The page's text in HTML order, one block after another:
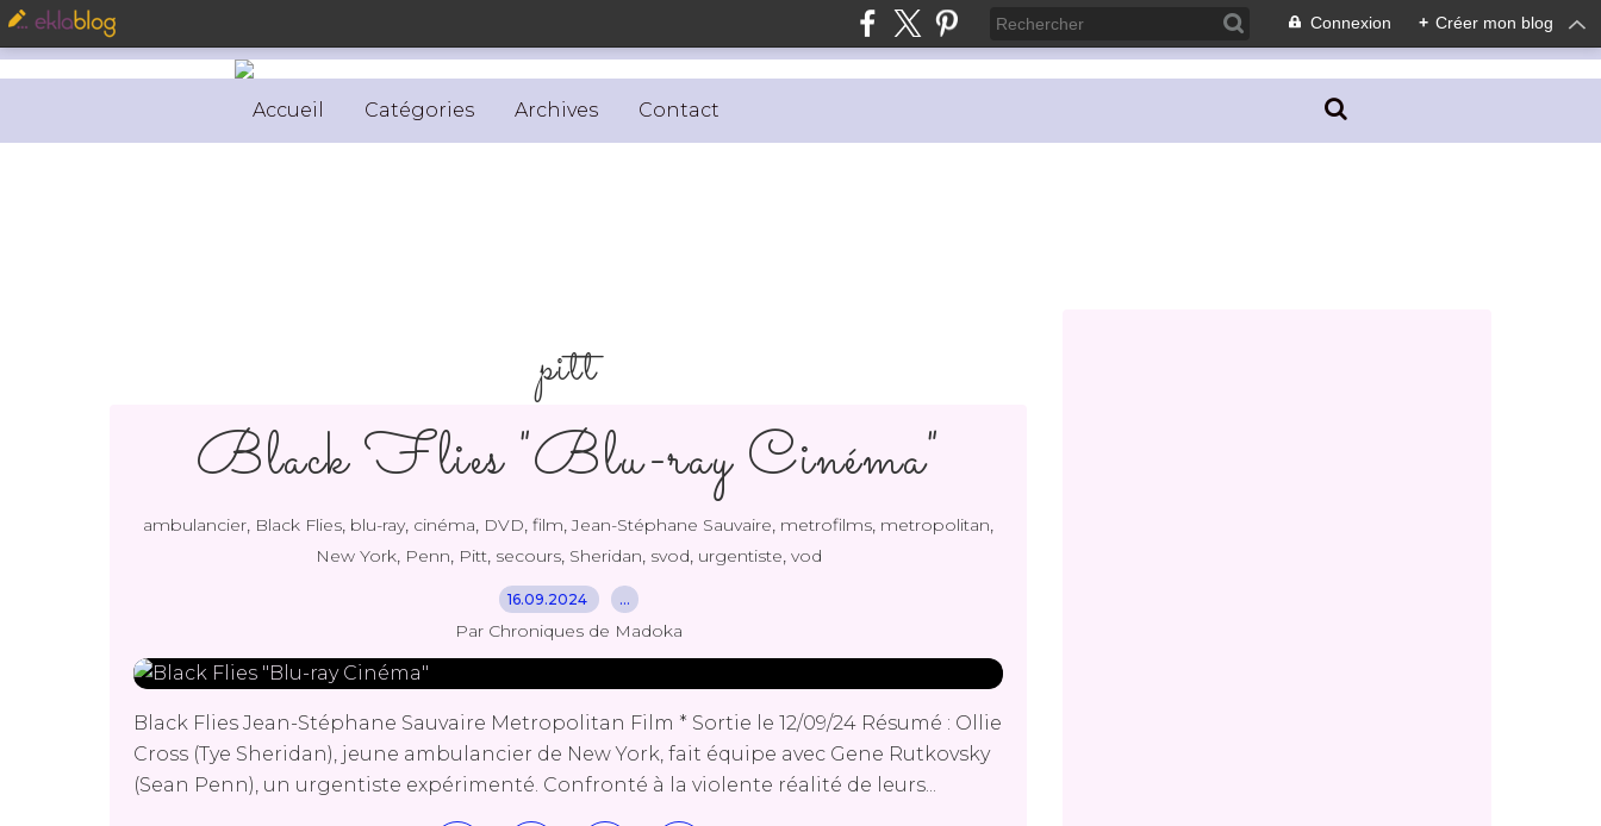
Connexion + Créer mon blog
Accueil Catégories Archives Contact
pitt
Black Flies "Blu-ray Cinéma"
ambulancier, Black Flies, blu-ray, cinéma, DVD, film,Jean-Stéphane Sauvaire, metrofilms, metropolitan,
New York, Penn, Pitt, secours, Sheridan, svod, urgentiste, vod
16.09.2024 …
Par Chroniques de Madoka
Black Flies Jean-Stéphane Sauvaire Metropolitan Film * Sortie le 12/09/24 Résumé : Ollie
Cross (Tye Sheridan), jeune ambulancier de New York, fait équipe avec Gene Rutkovsky
(Sean Penn), un urgentiste expérimenté. Confronté à la violente réalité de leurs...